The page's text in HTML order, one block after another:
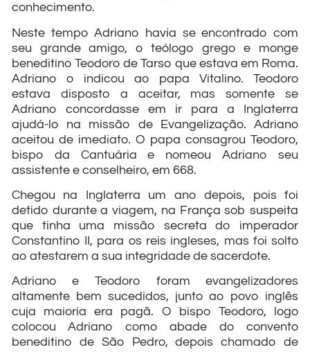
conhecimento.
Neste tempo Adriano havia se encontrado com
seu grande amigo, o teólogo grego e monge
beneditino Teodoro de Tarso que estava em Roma.
Adriano o indicou ao papa Vitalino. Teodoro
estava disposto a aceitar, mas somente se
Adriano concordasse em ir para a Inglaterra
ajudá-lo na missão de Evangelização. Adriano
aceitou de imediato. O papa consagrou Teodoro,
bispo da Cantuária e nomeou Adriano seu
assistente e conselheiro, em 668.
Chegou na Inglaterra um ano depois, pois foi
detido durante a viagem, na França sob suspeita
que tinha uma missão secreta do imperador
Constantino II, para os reis ingleses, mas foi solto
ao atestarem a sua integridade de sacerdote.
Adriano e Teodoro foram evangelizadores
altamente bem sucedidos, junto ao povo inglês
cuja maioria era pagã. O bispo Teodoro, logo
colocou Adriano como abade do convento
beneditino de São Pedro, depois chamado de